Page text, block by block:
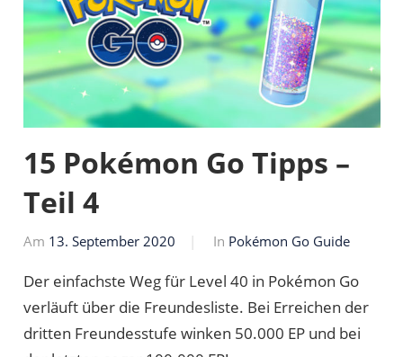
15 Pokémon Go Tipps –
Teil 4
Am 13. September 2020
Von
In Pokémon Go Guide
Der einfachste Weg für Level 40 in Pokémon Go
verläuft über die Freundesliste. Bei Erreichen der
dritten Freundesstufe winken 50.000 EP und bei